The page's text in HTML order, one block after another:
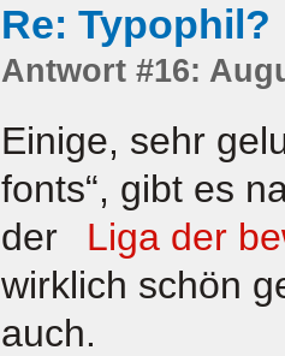
Re: Typophil?
Antwort #16:
Einige, sehr
fonts“, gibt es
der
Liga der
wirklich schön
auch.